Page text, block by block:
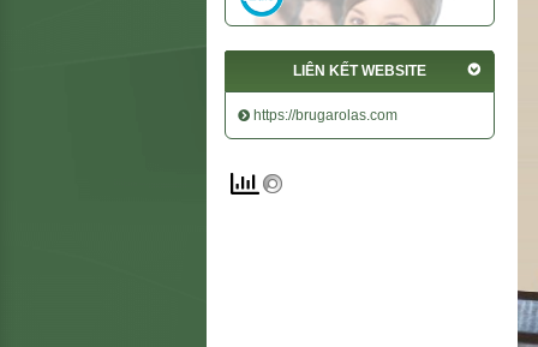
LIÊN KẾT WEBSITE
https://brugarolas.com